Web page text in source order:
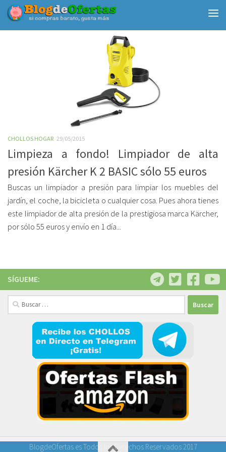
Debajo del contenido
CHOLLOS HOGAR 29/05/2015
Limpieza a fondo! Limpiador de alta
presión Kärcher K 2 BASIC sólo 55 euros
Buscas un limpiador a presión para limpiar los muebles del
jardín, el coche, la bicicleta o cualquier cosa. Pues ahora tienes
este limpiador de alta presión de la prestigiosa marca Kärcher,
por sólo 55 euros y envío en 1 día...
SÍGUEME:
Buscar:
BlogdeOfertas.es Todos los Derechos Reservados 2017